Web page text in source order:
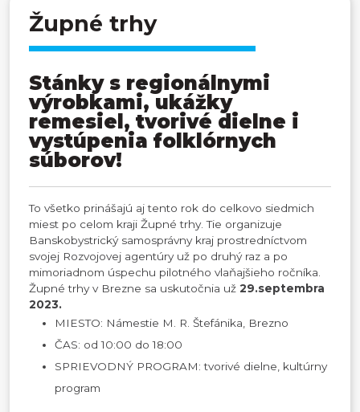
Župné trhy
Stánky s regionálnymi
výrobkami, ukážky
remesiel, tvorivé dielne i
vystúpenia folklórnych
súborov!
To všetko prinášajú aj tento rok do celkovo siedmich
miest po celom kraji Župné trhy. Tie organizuje
Banskobystrický samosprávny kraj prostredníctvom
svojej Rozvojovej agentúry už po druhý raz a po
mimoriadnom úspechu pilotného vlaňajšieho ročníka.
Župné trhy v Brezne sa uskutočnia už 29.septembra
2023.
MIESTO: Námestie M. R. Štefánika, Brezno
ČAS: od 10:00 do 18:00
SPRIEVODNÝ PROGRAM: tvorivé dielne, kultúrny
program